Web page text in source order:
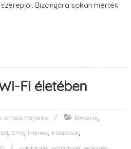
Bizonyára sokan mérték
Fi életében
Papp Hajnalka Emberek,
, GYIK, Internet, Kutatások,